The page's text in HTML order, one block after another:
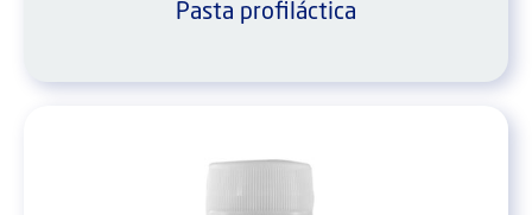
Pasta profiláctica